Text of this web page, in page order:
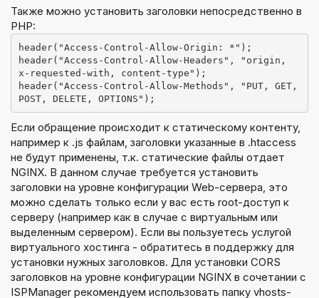
Также можно установить заголовки непосредственно в
PHP:
header("Access-Control-Allow-Origin: *");
header("Access-Control-Allow-Headers", "origin,
x-requested-with, content-type");
header("Access-Control-Allow-Methods", "PUT, GET,
Если обращение происходит к статическому контенту,
например к .js файлам, заголовки указанные в .htaccess
не будут применены, т.к. статические файлы отдает
NGINX. В данном случае требуется установить
заголовки на уровне конфигурации Web-сервера, это
можно сделать только если у вас есть root-доступ к
серверу (например как в случае с виртуальным или
выделенным сервером). Если вы пользуетесь услугой
виртуального хостинга - обратитесь в поддержку для
установки нужных заголовков. Для установки CORS
заголовков на уровне конфигурации NGINX в сочетании с
ISPManager рекомендуем использовать папку vhosts-